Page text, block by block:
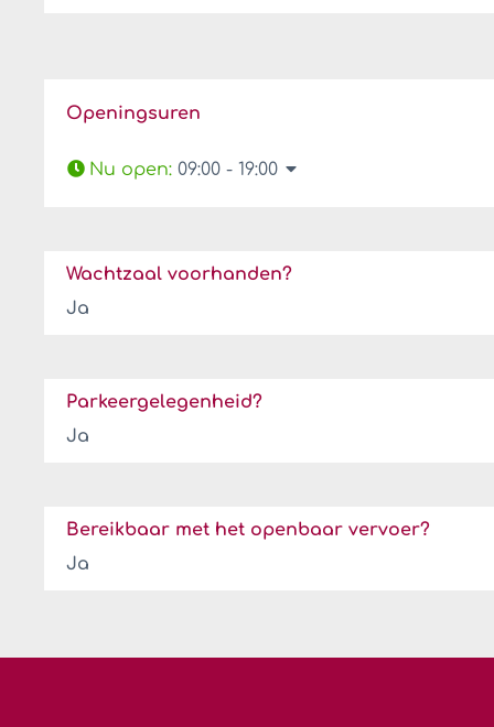
Openingsuren
Nu open: 09:00 - 19:00
Wachtzaal voorhanden?
Ja
Parkeergelegenheid?
Ja
Bereikbaar met het openbaar vervoer?
Ja